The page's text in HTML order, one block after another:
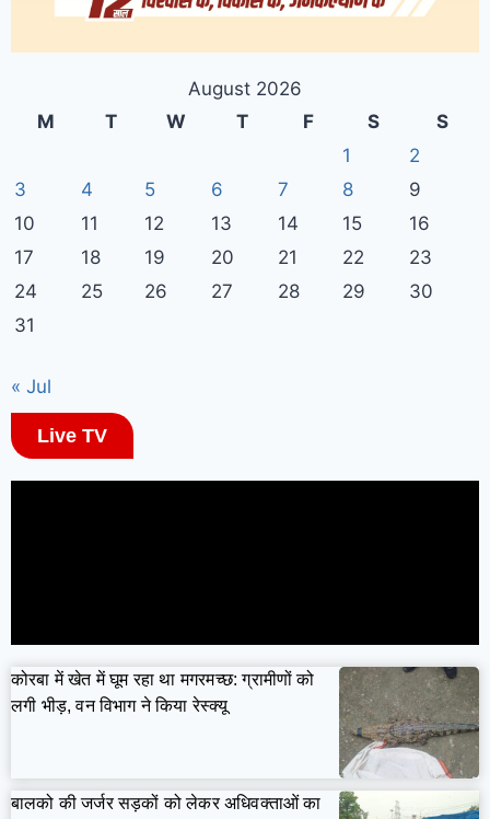
August 2026
M
T W T F S
S
1
2
3
4 5 6 7 8
9
10
11 12 13 14 15
16
17
18 19 20 21 22
23
24
25 26 27 28 29
30
31
« Jul
Live TV
कोरबा में खेत में घूम रहा था मगरमच्छ: ग्रामीणों को
लगी भीड़, वन विभाग ने किया रेस्क्यू
बालको की जर्जर सड़कों को लेकर अधिवक्ताओं का